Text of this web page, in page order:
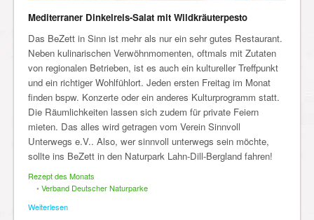
Mediterraner Dinkelreis-Salat mit Wildkräuterpesto
Das BeZett in Sinn ist mehr als nur ein sehr gutes Restaurant.
Neben kulinarischen Verwöhnmomenten, oftmals mit Zutaten
von regionalen Betrieben, ist es auch ein kultureller Treffpunkt
und ein richtiger Wohlfühlort. Jeden ersten Freitag im Monat
finden bspw. Konzerte oder ein anderes Kulturprogramm statt.
Die Räumlichkeiten lassen sich zudem für private Feiern
mieten. Das alles wird getragen vom Verein Sinnvoll
Unterwegs e.V.. Also, wer sinnvoll unterwegs sein möchte,
sollte ins BeZett in den Naturpark Lahn-Dill-Bergland fahren!
Rezept des Monats
• Verband Deutscher Naturparke
Weiterlesen